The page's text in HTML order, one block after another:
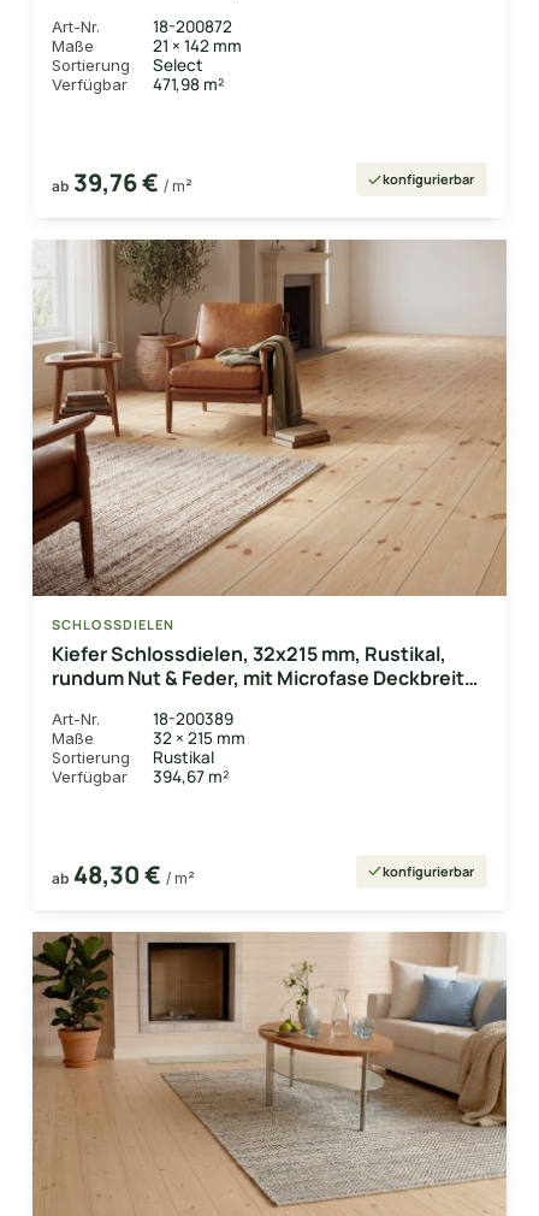
Art-Nr. 18-200872
Maße 21 × 142 mm
Sortierung Select
Verfügbar 471,98 m²
ab 39,76 € / m² konfigurierbar
SCHLOSSDIELEN
Kiefer Schlossdielen, 32x215 mm, Rustikal,
rundum Nut & Feder, mit Microfase Deckbreite
Art-Nr. 18-200389
Maße 32 × 215 mm
Sortierung Rustikal
Verfügbar 394,67 m²
ab 48,30 € / m² konfigurierbar